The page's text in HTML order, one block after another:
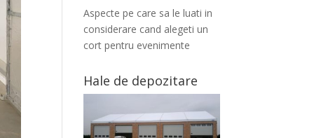
Aspecte pe care sa le luati in
considerare cand alegeti un
cort pentru evenimente
Hale de depozitare